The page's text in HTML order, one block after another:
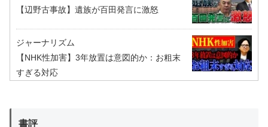
【辺野古事故】遺族が百田発言に激怒
ジャーナリズム
【NHK性加害】3年放置は意図的か：お粗末
すぎる対応
書評